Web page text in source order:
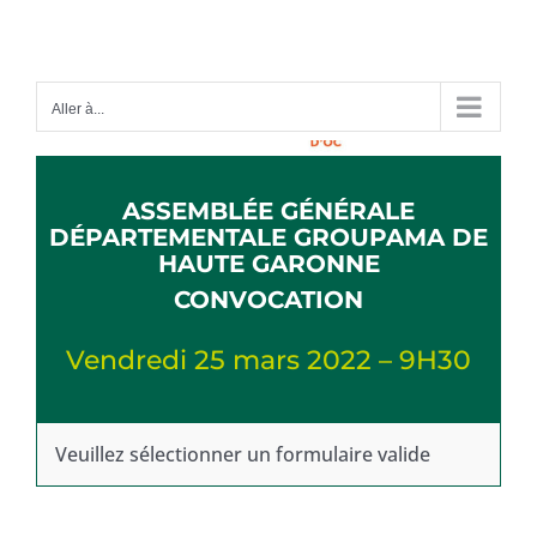
Aller à...
ASSEMBLÉE GÉNÉRALE
DÉPARTEMENTALE GROUPAMA DE
HAUTE GARONNE
CONVOCATION
Vendredi 25 mars 2022 – 9H30
Veuillez sélectionner un formulaire valide